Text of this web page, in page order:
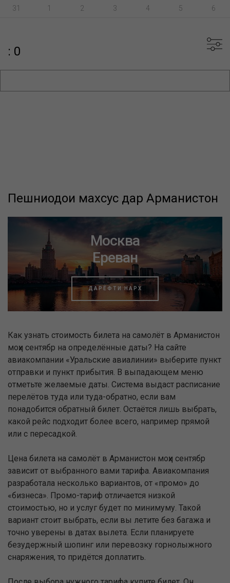
31 1 2 3 4 5 6
: 0
Пешниҳодҳои махсус дар Арманистон
Москва
Ереван
ДАРЁФТИ НАРХ
Как узнать стоимость билета на самолёт в Арманистон
моҳи сентябр на определённые даты? На сайте
авиакомпании «Уральские авиалинии» выберите пункт
отправки и пункт прибытия. В выпадающем меню
отметьте желаемые даты. Система выдаст расписание
перелётов туда или туда-обратно, если вам
понадобится обратный билет. Остаётся лишь выбрать,
какой рейс подходит более всего, например прямой
или с пересадкой.
Цена билета на самолёт в Арманистон моҳи сентябр
зависит от выбранного вами тарифа. Авиакомпания
разработала несколько вариантов, от «промо» до
«бизнеса». Промо-тариф отличается низкой
стоимостью, но и услуг будет по минимуму. Такой
вариант стоит выбрать, если вы летите без багажа и
точно уверены в датах вылета. Если планируете
безудержный шопинг или перевозку горнолыжного
снаряжения, то придётся доплатить.